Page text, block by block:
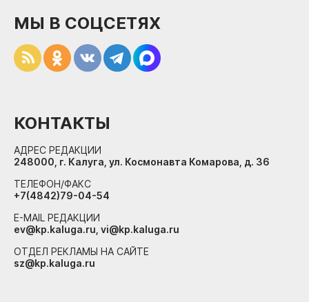
МЫ В СОЦСЕТЯХ
КОНТАКТЫ
АДРЕС РЕДАКЦИИ
248000, г. Калуга, ул. Космонавта Комарова, д. 36
ТЕЛЕФОН/ФАКС
+7(4842)79-04-54
E-MAIL РЕДАКЦИИ
ev@kp.kaluga.ru, vi@kp.kaluga.ru
ОТДЕЛ РЕКЛАМЫ НА САЙТЕ
sz@kp.kaluga.ru